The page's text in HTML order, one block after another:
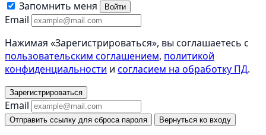
Запомнить меня Войти
Email
Нажимая «Зарегистрироваться», вы соглашаетесь с
пользовательским соглашением, политикой
конфиденциальности и согласием на обработку ПД.
Зарегистрироваться
Email
Отправить ссылку для сброса пароля Вернуться ко входу